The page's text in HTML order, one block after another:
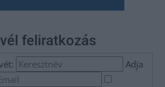
feliratkozás
Adja